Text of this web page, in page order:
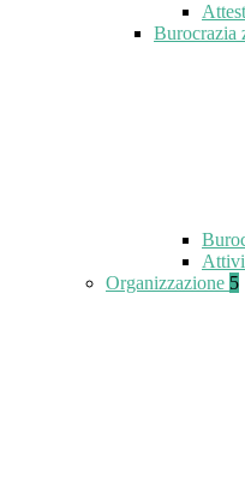
Burocrazia
Organizzazione 5